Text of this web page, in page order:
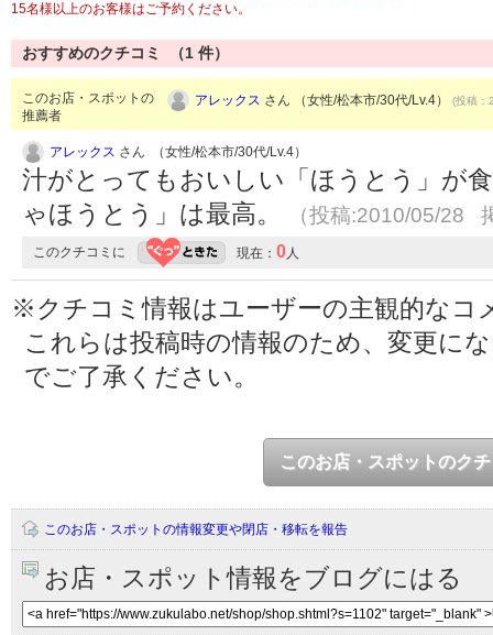
15名様以上のお客様はご予約ください。
おすすめのクチコミ （1 件）
このお店・スポットの
推薦者
アレックス さん （女性/松本市/30代/Lv.4） (投稿
アレックス さん （女性/松本市/30代/Lv.4）
汁がとってもおいしい「ほうとう」が
ゃほうとう」は最高。
（投稿:2010/05/28
このクチコミに 現在： 0人
※クチコミ情報はユーザーの主観的なコ
これらは投稿時の情報のため、変更に
でご了承ください。
このお店・スポットのク
このお店・スポットの情報変更や閉店・移転を報告
お店・スポット情報をブログにはる